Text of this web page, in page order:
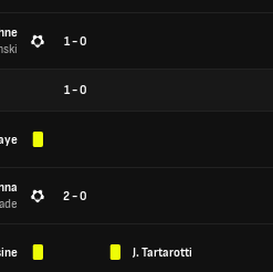
1 - 0
1-0
2 - 0
J. Tartarotti